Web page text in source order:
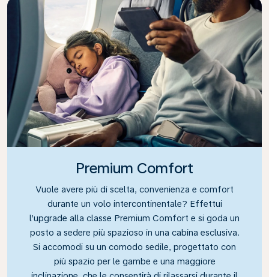
Premium Comfort
Vuole avere più di scelta, convenienza e comfort
durante un volo intercontinentale? Effettui
l’upgrade alla classe Premium Comfort e si goda un
posto a sedere più spazioso in una cabina esclusiva.
Si accomodi su un comodo sedile, progettato con
più spazio per le gambe e una maggiore